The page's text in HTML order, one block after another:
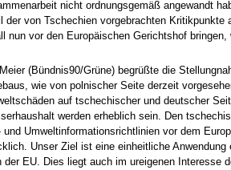
nicht ordnungsgemäß angewandt
von Tschechien vorgebrachten Kritikpunkte
nun vor den Europäischen Gerichtshof bringen,
(Bündnis90/Grüne) begrüßte die
wie von polnischer Seite derzeit
auf tschechischer und deutscher
werden erheblich sein. Den
Umweltinformationsrichtlinien vor dem
Unser Ziel ist eine einheitliche Anwendung
EU. Dies liegt auch im ureigenen Interesse